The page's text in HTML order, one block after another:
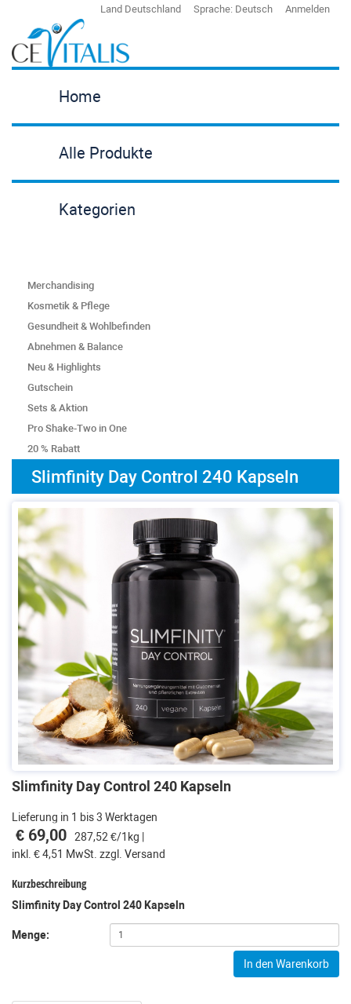
Land Deutschland Sprache: Deutsch Anmelden
Home
Alle Produkte
Kategorien
Merchandising
Kosmetik & Pflege
Gesundheit & Wohlbefinden
Abnehmen & Balance
Neu & Highlights
Gutschein
Sets & Aktion
Pro Shake-Two in One
20 % Rabatt
Slimfinity Day Control 240 Kapseln
Slimfinity Day Control 240 Kapseln
Lieferung in 1 bis 3 Werktagen
€ 69,00
287,52 €/1kg |
inkl. € 4,51 MwSt. zzgl. Versand
Kurzbeschreibung
Slimfinity Day Control 240 Kapseln
Menge:
In den Warenkorb